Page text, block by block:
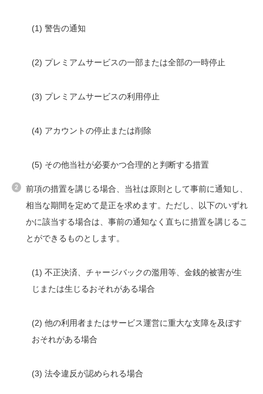
(1) 警告の通知
(2) プレミアムサービスの一部または全部の一時停止
(3) プレミアムサービスの利用停止
(4) アカウントの停止または削除
(5) その他当社が必要かつ合理的と判断する措置
前項の措置を講じる場合、当社は原則として事前に通知し、
相当な期間を定めて是正を求めます。ただし、以下のいずれ
かに該当する場合は、事前の通知なく直ちに措置を講じるこ
とができるものとします。
(1) 不正決済、チャージバックの濫用等、金銭的被害が生
じまたは生じるおそれがある場合
(2) 他の利用者またはサービス運営に重大な支障を及ぼす
おそれがある場合
(3) 法令違反が認められる場合